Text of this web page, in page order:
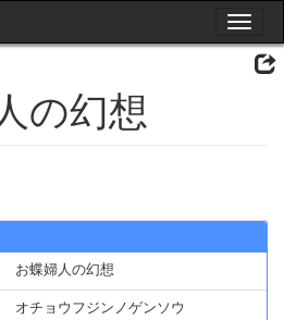
Toggle
の幻想
お蝶婦人の幻想
オチョウフジンノゲンソウ